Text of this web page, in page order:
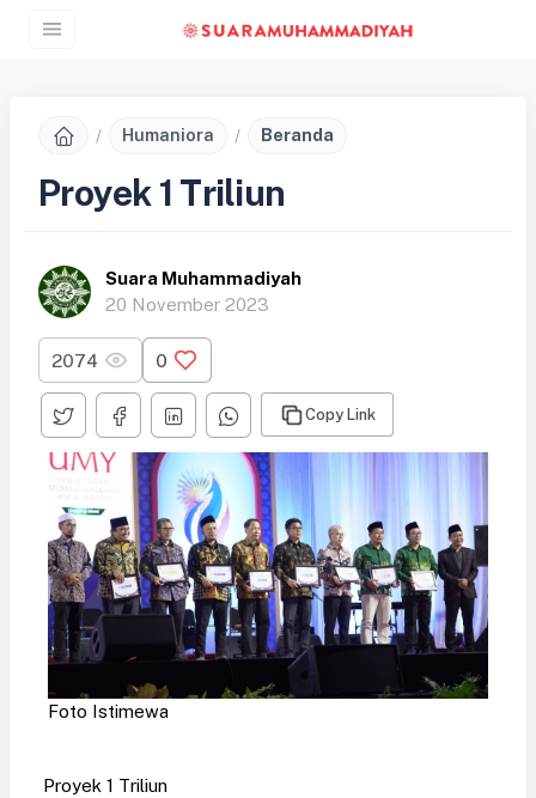
Humaniora Beranda
Proyek 1 Triliun
Suara Muhammadiyah
20 November 2023
2074 0
Copy Link
Foto Istimewa
Proyek 1 Triliun